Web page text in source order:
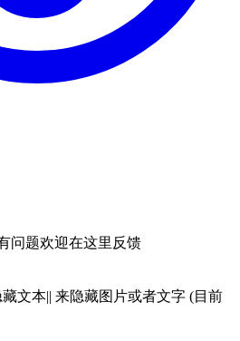
问题欢迎在这里反馈
文本|| 来隐藏图片或者文字 (目前